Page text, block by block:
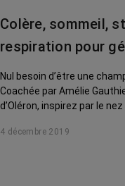
Colère, sommeil,
respiration pour
Nul besoin d’être une
Coachée par Amélie
d’Oléron, inspirez par le nez
4 décembre 2019